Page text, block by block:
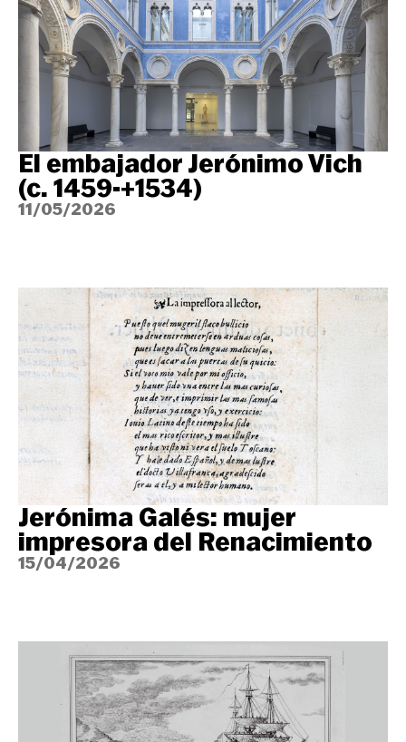
El embajador Jerónimo Vich
(c. 1459-+1534)
11/05/2026
Jerónima Galés: mujer
impresora del Renacimiento
15/04/2026